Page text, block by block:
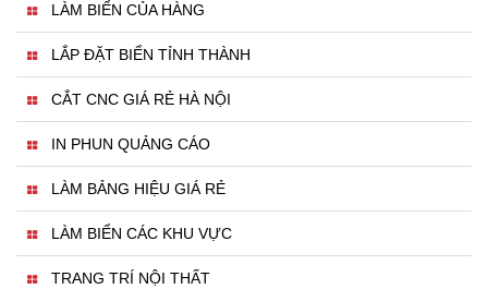
LÀM BIỂN CỦA HÀNG
LẮP ĐẶT BIỂN TỈNH THÀNH
CẮT CNC GIÁ RẺ HÀ NỘI
IN PHUN QUẢNG CÁO
LÀM BẢNG HIỆU GIÁ RẺ
LÀM BIỂN CÁC KHU VỰC
TRANG TRÍ NỘI THẤT